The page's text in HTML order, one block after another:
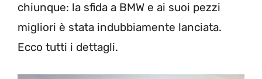
chiunque: la sfida a BMW e ai suoi pezzi
migliori è stata indubbiamente lanciata.
Ecco tutti i dettagli.